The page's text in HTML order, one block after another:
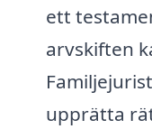
ett
arvskiften
upprätta